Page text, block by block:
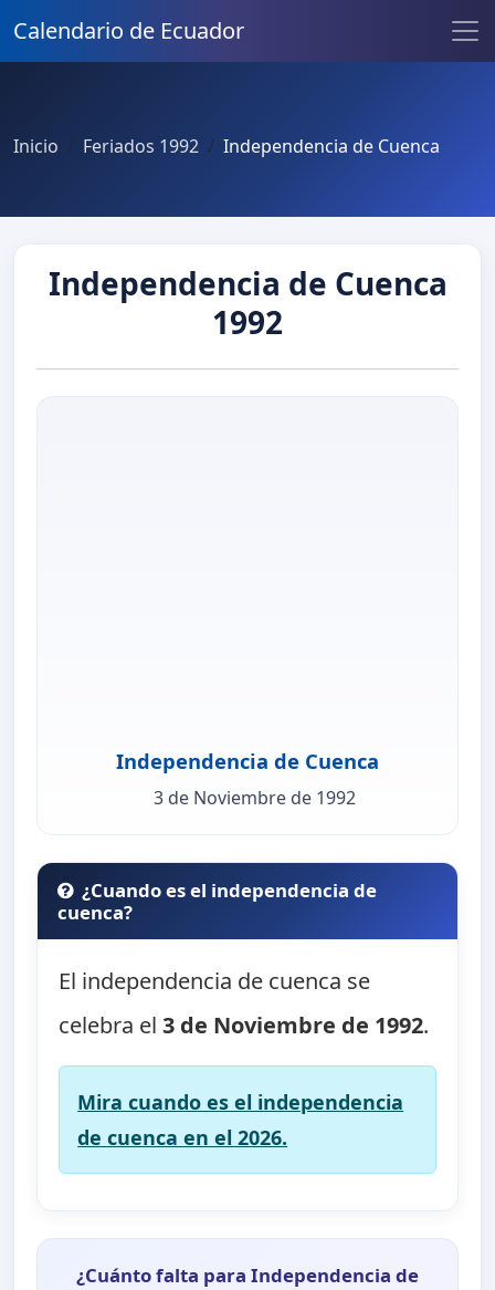
Calendario de Ecuador
Inicio Feriados 1992 Independencia de Cuenca
Independencia de Cuenca
1992
Independencia de Cuenca
3 de Noviembre de 1992
¿Cuando es el independencia de
cuenca?
El independencia de cuenca se
celebra el3 de Noviembre de 1992.
Mira cuando es el independencia
de cuenca en el 2026.
¿Cuánto falta para Independencia de